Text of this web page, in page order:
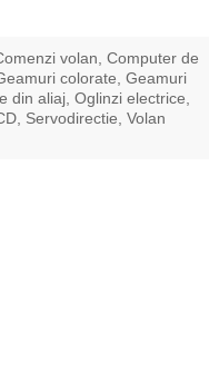
volan, Computer de
colorate, Geamuri
din aliaj, Oglinzi electrice,
Servodirectie, Volan